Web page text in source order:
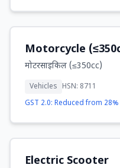
Motorcycle
मोटरसाइकिल (≤350cc)
Vehicles
HSN: 8711
GST 2.0: Reduced from
Electric Scooter